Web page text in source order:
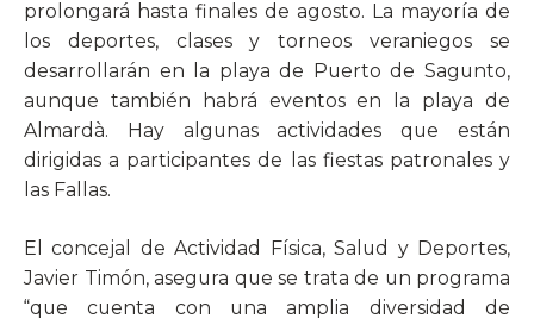
prolongará hasta finales de agosto. La mayoría de
los deportes, clases y torneos veraniegos se
desarrollarán en la playa de Puerto de Sagunto,
aunque también habrá eventos en la playa de
Almardà. Hay algunas actividades que están
dirigidas a participantes de las fiestas patronales y
las Fallas.
El concejal de Actividad Física, Salud y Deportes,
Javier Timón, asegura que se trata de un programa
“que cuenta con una amplia diversidad de